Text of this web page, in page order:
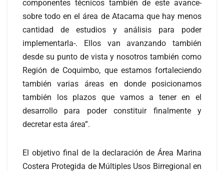
componentes técnicos también de este avance-
sobre todo en el área de Atacama que hay menos
cantidad de estudios y análisis para poder
implementarla-. Ellos van avanzando también
desde su punto de vista y nosotros también como
Región de Coquimbo, que estamos fortaleciendo
también varias áreas en donde posicionamos
también los plazos que vamos a tener en el
desarrollo para poder constituir finalmente y
decretar esta área”.
El objetivo final de la declaración de Área Marina
Costera Protegida de Múltiples Usos Birregional en